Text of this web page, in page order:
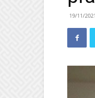
19/11/2021